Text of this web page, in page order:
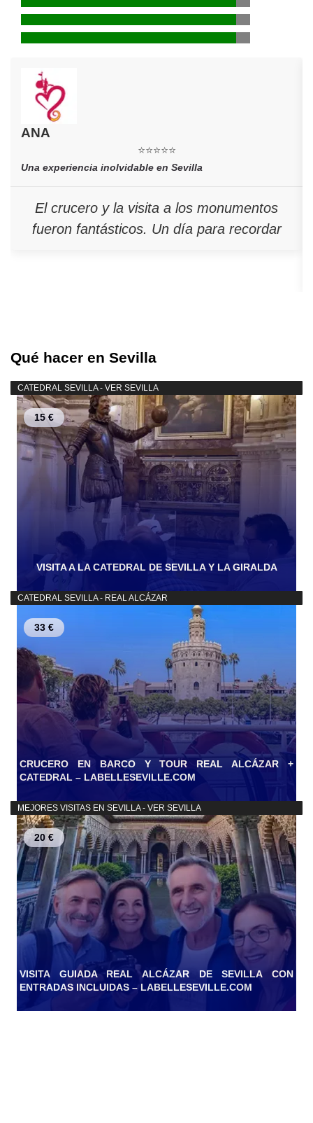
ANA
⭐⭐⭐⭐⭐
Una experiencia inolvidable en Sevilla
El crucero y la visita a los monumentos
fueron fantásticos. Un día para recordar
Qué hacer en Sevilla
CATEDRAL SEVILLA - VER SEVILLA
15 €
VISITA A LA CATEDRAL DE SEVILLA Y LA GIRALDA
CATEDRAL SEVILLA - REAL ALCÁZAR
33 €
CRUCERO EN BARCO Y TOUR REAL ALCÁZAR +
CATEDRAL – LABELLESEVILLE.COM
MEJORES VISITAS EN SEVILLA - VER SEVILLA
20 €
VISITA GUIADA REAL ALCÁZAR DE SEVILLA CON
ENTRADAS INCLUIDAS – LABELLESEVILLE.COM